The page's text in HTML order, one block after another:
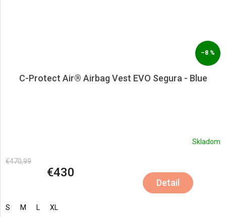
–8 %
C-Protect Air® Airbag Vest EVO Segura - Blue
Skladom
€470,99
€430
Detail
S M L XL